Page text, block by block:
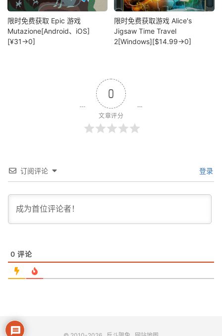
限时免费获取 Epic 游戏
Mutazione[Android、iOS]
[¥31→0]
限时免费获取游戏 Alice's
Jigsaw Time Travel
2[Windows][$14.99→0]
0
文章评分
订阅评论 登录
0 评论